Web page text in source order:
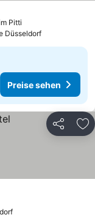
Pitti
Düsseldorf
Preise sehen
Teilen